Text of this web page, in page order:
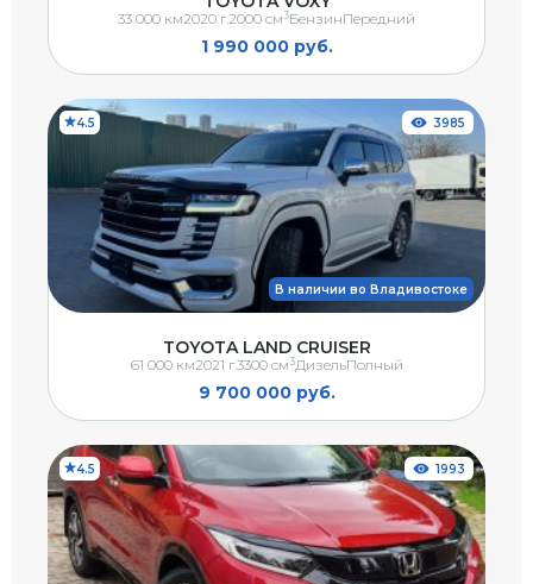
1 990 000 руб.
33 000 км2020 г.2000 см3БензинПередний
4.5
В наличии во Владивостоке
3985
TOYOTA LAND CRUISER
9 700 000 руб.
61 000 км2021 г.3300 см3ДизельПолный
4.5 1993